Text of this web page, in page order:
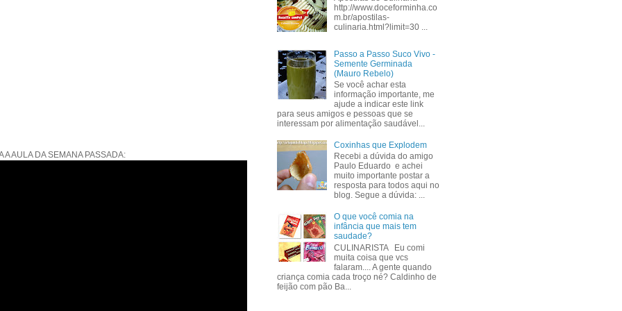
A AULA DA SEMANA PASSADA:
http://www.doceforminha.co
m.br/apostilas-
culinaria.html?limit=30 ...
Passo a Passo Suco Vivo -
Semente Germinada
(Mauro Rebelo)
Se você achar esta
informação importante, me
ajude a indicar este link
para seus amigos e pessoas que se
interessam por alimentação saudável...
Coxinhas que Explodem
Recebi a dúvida do amigo
Paulo Eduardo e achei
muito importante postar a
resposta para todos aqui no
blog. Segue a dúvida: ...
O que você comia na
infância que mais tem
saudade?
CULINARISTA Eu comi
muita coisa que vcs
falaram.... A gente quando
criança comia cada troço né? Caldinho de
feijão com pão Ba...